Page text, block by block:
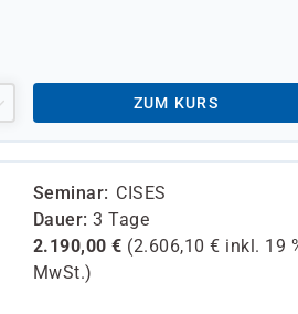
ZUM KURS
Seminar
CISES
Dauer 3 Tage
2.190,00 € (2.606,10 € inkl. 19
MwSt.)